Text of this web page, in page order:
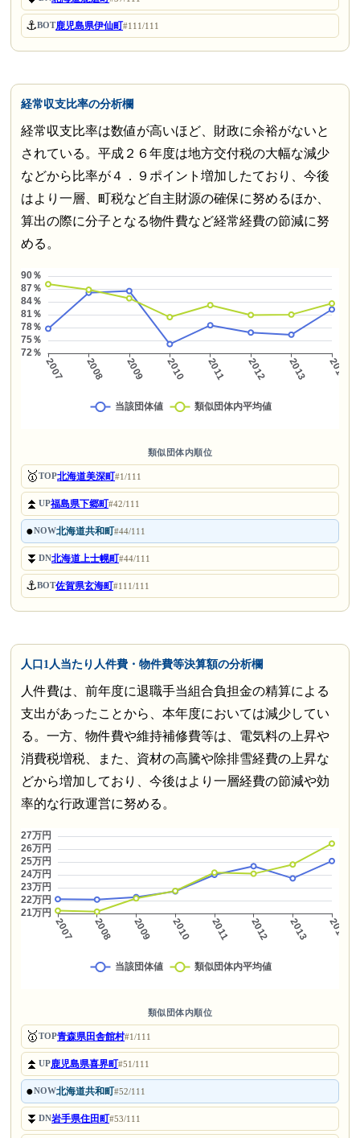
⚓BOT鹿児島県伊仙町#111/111
経常収支比率の分析欄
経常収支比率は数値が高いほど、財政に余裕がないと
されている。平成２６年度は地方交付税の大幅な減少
などから比率が４．９ポイント増加したており、今後
はより一層、町税など自主財源の確保に努めるほか、
算出の際に分子となる物件費など経常経費の節減に努
める。
類似団体内順位
🥇TOP北海道美深町#1/111
⏫UP福島県下郷町#42/111
●NOW北海道共和町#44/111
⏬DN北海道上士幌町#44/111
⚓BOT佐賀県玄海町#111/111
人口1人当たり人件費・物件費等決算額の分析欄
人件費は、前年度に退職手当組合負担金の精算による
支出があったことから、本年度においては減少してい
る。一方、物件費や維持補修費等は、電気料の上昇や
消費税増税、また、資材の高騰や除排雪経費の上昇な
どから増加しており、今後はより一層経費の節減や効
率的な行政運営に努める。
類似団体内順位
🥇TOP青森県田舎館村#1/111
⏫UP鹿児島県喜界町#51/111
●NOW北海道共和町#52/111
⏬DN岩手県住田町#53/111